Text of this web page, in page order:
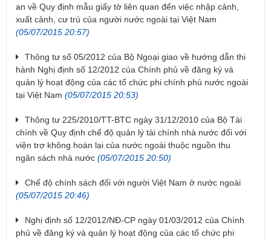
an về Quy định mẫu giấy tờ liên quan đến việc nhập cảnh,
xuất cảnh, cư trú của người nước ngoài tại Việt Nam
(05/07/2015 20:57)
Thông tư số 05/2012 của Bộ Ngoại giao về hướng dẫn thi
hành Nghị định số 12/2012 của Chính phủ về đăng ký và
quản lý hoạt động của các tổ chức phi chính phủ nước ngoài
tại Việt Nam (05/07/2015 20:53)
Thông tư 225/2010/TT-BTC ngày 31/12/2010 của Bộ Tài
chính về Quy định chế độ quản lý tài chính nhà nước đối với
viện trợ không hoàn lại của nước ngoài thuộc nguồn thu
ngân sách nhà nước (05/07/2015 20:50)
Chế độ chính sách đối với người Việt Nam ở nước ngoài
(05/07/2015 20:46)
Nghị định số 12/2012/NĐ-CP ngày 01/03/2012 của Chính
phủ về đăng ký và quản lý hoạt động của các tổ chức phi